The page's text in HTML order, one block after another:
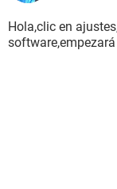
Hola,clic en